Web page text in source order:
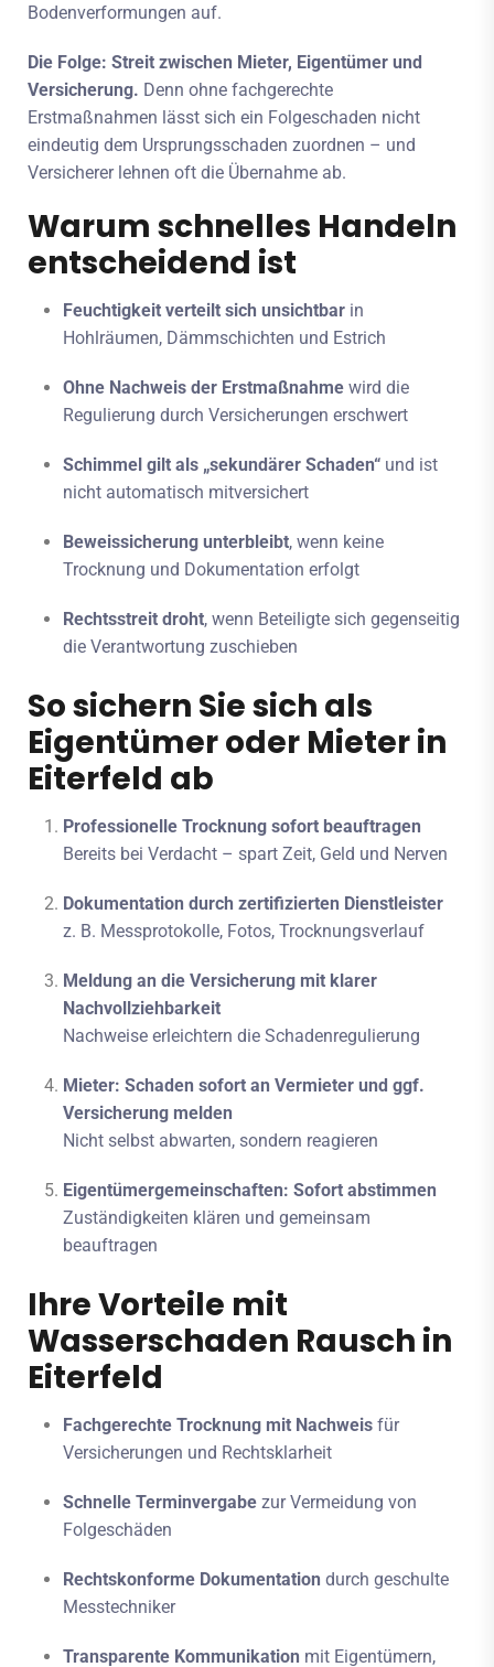
Bodenverformungen auf.
Die Folge: Streit zwischen Mieter, Eigentümer und
Versicherung. Denn ohne fachgerechte
Erstmaßnahmen lässt sich ein Folgeschaden nicht
eindeutig dem Ursprungsschaden zuordnen – und
Versicherer lehnen oft die Übernahme ab.
Warum schnelles Handeln
entscheidend ist
Feuchtigkeit verteilt sich unsichtbar in
Hohlräumen, Dämmschichten und Estrich
Ohne Nachweis der Erstmaßnahme wird die
Regulierung durch Versicherungen erschwert
Schimmel gilt als „sekundärer Schaden“ und ist
nicht automatisch mitversichert
Beweissicherung unterbleibt, wenn keine
Trocknung und Dokumentation erfolgt
Rechtsstreit droht, wenn Beteiligte sich gegenseitig
die Verantwortung zuschieben
So sichern Sie sich als
Eigentümer oder Mieter in
Eiterfeld ab
Professionelle Trocknung sofort beauftragen
Bereits bei Verdacht – spart Zeit, Geld und Nerven
Dokumentation durch zertifizierten Dienstleister
z. B. Messprotokolle, Fotos, Trocknungsverlauf
Meldung an die Versicherung mit klarer
Nachvollziehbarkeit
Nachweise erleichtern die Schadenregulierung
Mieter: Schaden sofort an Vermieter und ggf.
Versicherung melden
Nicht selbst abwarten, sondern reagieren
Eigentümergemeinschaften: Sofort abstimmen
Zuständigkeiten klären und gemeinsam
beauftragen
Ihre Vorteile mit
Wasserschaden Rausch in
Eiterfeld
Fachgerechte Trocknung mit Nachweis für
Versicherungen und Rechtsklarheit
Schnelle Terminvergabe zur Vermeidung von
Folgeschäden
Rechtskonforme Dokumentation durch geschulte
Messtechniker
Transparente Kommunikation mit Eigentümern,